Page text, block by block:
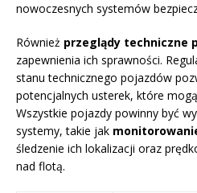
nowoczesnych systemów
Również przeglądy techniczne
zapewnienia ich sprawności.
stanu technicznego pojazdów
potencjalnych usterek, które
Wszystkie pojazdy powinny być
systemy, takie jak
śledzenie ich lokalizacji oraz
nad flotą.